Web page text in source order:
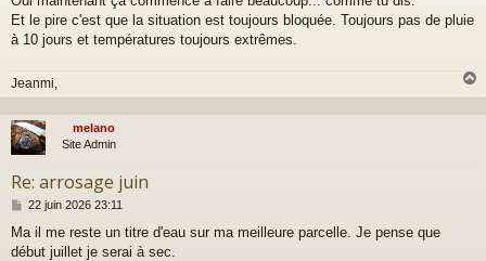
s
s
a
Et le pire c'est que la situation est toujours bloquée. Toujours pas de pluie
à 10 jours et températures toujours extrêmes.
Jeanmi,
a
melano
Site Admin
Re: arrosage juin
M
s
s
22 juin 2026 23:11
Ma il me reste un titre d'eau sur ma meilleure parcelle. Je pense que
début juillet je serai à sec.